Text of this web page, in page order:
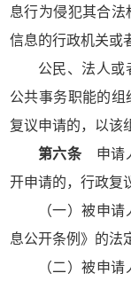
息行为侵犯其合
信息的行政机关或
公民、法人或
公共事务职能的
复议申请的，以该
第六条申请人
开申请的，行政复
（一）被申
息公开条例》的法
（二）被申